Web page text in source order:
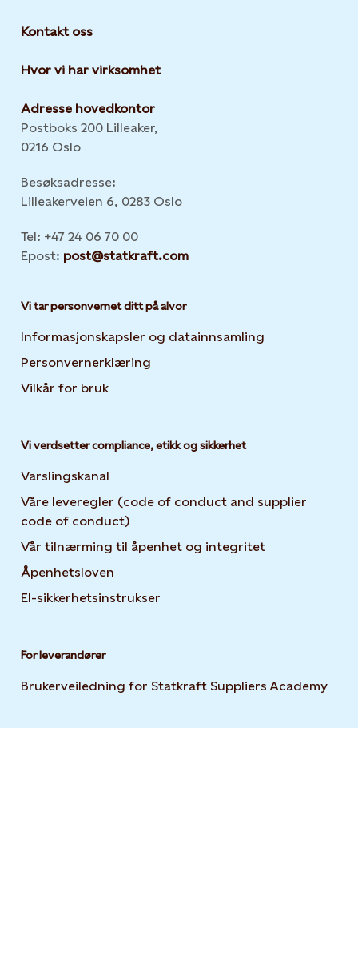
Kontakt oss
Hvor vi har virksomhet
Adresse hovedkontor
Postboks 200 Lilleaker,
0216 Oslo
Besøksadresse:
Lilleakerveien 6, 0283 Oslo
Tel: +47 24 06 70 00
Epost: post@statkraft.com
Vi tar personvernet ditt på alvor
Informasjonskapsler og datainnsamling
Personvernerklæring
Vilkår for bruk
Vi verdsetter compliance, etikk og sikkerhet
Varslingskanal
Våre leveregler (code of conduct and supplier
code of conduct)
Vår tilnærming til åpenhet og integritet
Åpenhetsloven
El-sikkerhetsinstrukser
For leverandører
Brukerveiledning for Statkraft Suppliers Academy